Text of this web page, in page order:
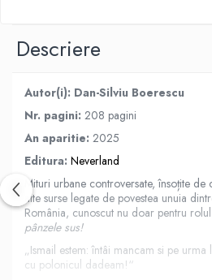
Descriere
Autor(i): Dan-Silviu Boerescu
Nr. pagini: 208 pagini
An aparitie: 2025
Editura: Neverland
Mituri urbane controversate, însoțite
alte surse legate de povestea unuia
România, cunoscut nu doar pentru
pânzele sus!
„Ismail estem: întâi mancam si pe urma
cu polonicul dadeam!“